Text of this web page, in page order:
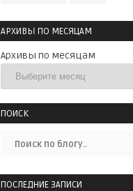
АРХИВЫ ПО МЕСЯЦАМ
Архивы по месяцам
ПОИСК
ПОСЛЕДНИЕ ЗАПИСИ